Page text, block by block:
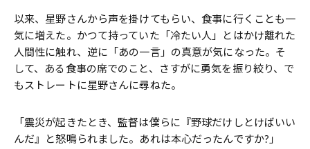
以来、星野さんから声を掛けてもらい、食事に行くことも一
気に増えた。かつて持っていた「冷たい人」とはかけ離れた
人間性に触れ、逆に「あの一言」の真意が気になった。そ
して、ある食事の席でのこと、さすがに勇気を振り絞り、で
もストレートに星野さんに尋ねた。
「震災が起きたとき、監督は僕らに『野球だけしとけばいい
んだ』と怒鳴られました。あれは本心だったんですか?」